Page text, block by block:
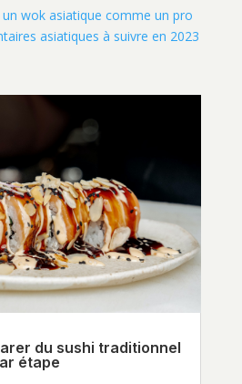
wok asiatique comme un pro
asiatiques à suivre en 2023
du sushi traditionnel
étape